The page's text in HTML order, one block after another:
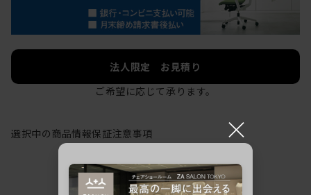
法人限定 お見積り
ご希望に応じて承ります。
選択中の商品情報保証注意事項 ×